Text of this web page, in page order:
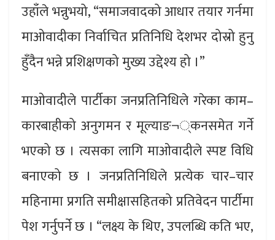
उहाँले भन्नुभयो, “समाजवादको आधार तयार गर्नमा
माओवादीका निर्वाचित प्रतिनिधि देशभर दोस्रो हुनु
हुँदैन भन्ने प्रशिक्षणको मुख्य उद्देश्य हो ।”
माओवादीले पार्टीका जनप्रतिनिधिले गरेका काम–
कारबाहीको अनुगमन र मूल्याङ¬्कनसमेत गर्ने
भएको छ । त्यसका लागि माओवादीले स्पष्ट विधि
बनाएको छ । जनप्रतिनिधिले प्रत्येक चार–चार
महिनामा प्रगति समीक्षासहितको प्रतिवेदन पार्टीमा
पेश गर्नुपर्ने छ । “लक्ष्य के थिए, उपलब्धि कति भए,